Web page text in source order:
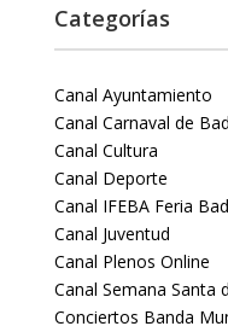
Categorías
Canal Ayuntamiento
Canal Carnaval de
Canal Cultura
Canal Deporte
Canal IFEBA Feria
Canal Juventud
Canal Plenos Online
Canal Semana Santa
Conciertos Banda